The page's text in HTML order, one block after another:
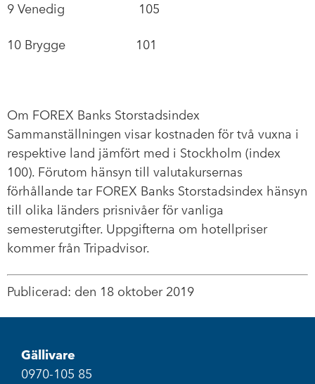
9 Venedig 105
10 Brygge 101
Om FOREX Banks Storstadsindex
Sammanställningen visar kostnaden för två vuxna i
respektive land jämfört med i Stockholm (index
100). Förutom hänsyn till valutakursernas
förhållande tar FOREX Banks Storstadsindex hänsyn
till olika länders prisnivåer för vanliga
semesterutgifter. Uppgifterna om hotellpriser
kommer från Tripadvisor.
Publicerad: den 18 oktober 2019
Gällivare
0970-105 85